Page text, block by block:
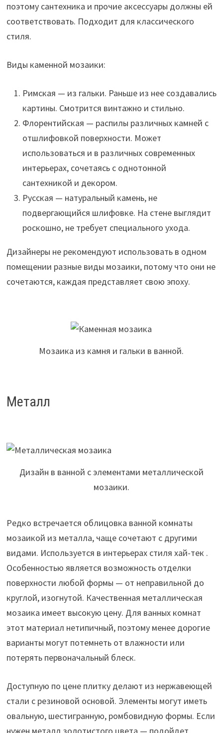
поэтому сантехника и прочие аксессуары должны ей
соответствовать. Подходит для классического
стиля.
Виды каменной мозаики:
Римская — из гальки. Раньше из нее создавались
картины. Смотрится винтажно и стильно.
Флорентийская — распилы различных камней с
отшлифовкой поверхности. Может
использоваться и в различных современных
интерьерах, сочетаясь с однотонной
сантехникой и декором.
Русская — натуральный камень, не
подвергающийся шлифовке. На стене выглядит
роскошно, не требует специального ухода.
Дизайнеры не рекомендуют использовать в одном
помещении разные виды мозаики, потому что они не
сочетаются, каждая представляет свою эпоху.
Мозаика из камня и гальки в ванной.
Металл
Дизайн в ванной с элементами металлической
мозаики.
Редко встречается облицовка ванной комнаты
мозаикой из металла, чаще сочетают с другими
видами. Используется в интерьерах стиля хай-тек .
Особенностью является возможность отделки
поверхности любой формы — от неправильной до
круглой, изогнутой. Качественная металлическая
мозаика имеет высокую цену. Для ванных комнат
этот материал нетипичный, поэтому менее дорогие
варианты могут потемнеть от влажности или
потерять первоначальный блеск.
Доступную по цене плитку делают из нержавеющей
стали с резиновой основой. Элементы могут иметь
овальную, шестигранную, ромбовидную формы. Если
нужен металл золотистого цвета — подойдет